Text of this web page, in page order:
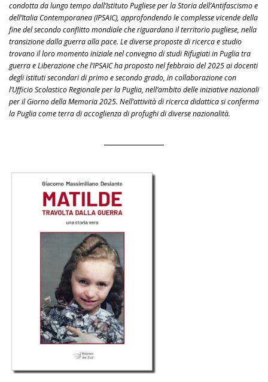
condotta da lungo tempo dall’Istituto Pugliese per la Storia dell’Antifascismo e
dell’Italia Contemporanea (IPSAIC), approfondendo le complesse vicende della
fine del secondo conflitto mondiale che riguardano il territorio pugliese, nella
transizione dalla guerra alla pace. Le diverse proposte di ricerca e studio
trovano il loro momento iniziale nel convegno di studi Rifugiati in Puglia tra
guerra e Liberazione che l’IPSAIC ha proposto nel febbraio del 2025 ai docenti
degli istituti secondari di primo e secondo grado, in collaborazione con
l’Ufficio Scolastico Regionale per la Puglia, nell’ambito delle iniziative nazionali
per il Giorno della Memoria 2025. Nell’attività di ricerca didattica si conferma
la Puglia come terra di accoglienza di profughi di diverse nazionalità.